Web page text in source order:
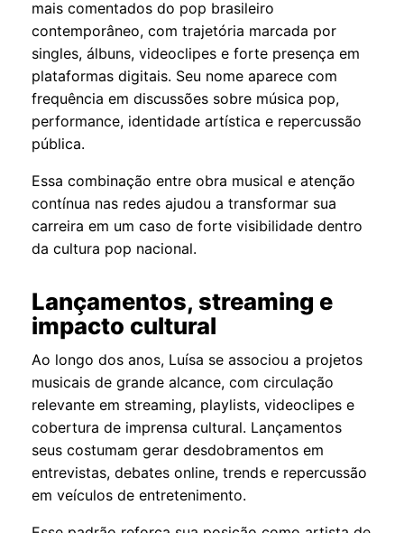
mais comentados do pop brasileiro
contemporâneo, com trajetória marcada por
singles, álbuns, videoclipes e forte presença em
plataformas digitais. Seu nome aparece com
frequência em discussões sobre música pop,
performance, identidade artística e repercussão
pública.
Essa combinação entre obra musical e atenção
contínua nas redes ajudou a transformar sua
carreira em um caso de forte visibilidade dentro
da cultura pop nacional.
Lançamentos, streaming e
impacto cultural
Ao longo dos anos, Luísa se associou a projetos
musicais de grande alcance, com circulação
relevante em streaming, playlists, videoclipes e
cobertura de imprensa cultural. Lançamentos
seus costumam gerar desdobramentos em
entrevistas, debates online, trends e repercussão
em veículos de entretenimento.